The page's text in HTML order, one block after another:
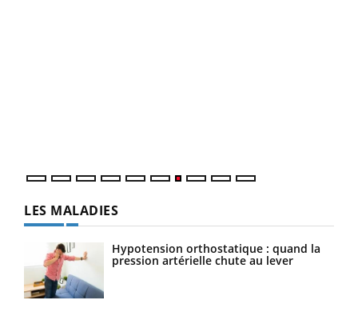
LES MALADIES
Hypotension orthostatique : quand la
pression artérielle chute au lever